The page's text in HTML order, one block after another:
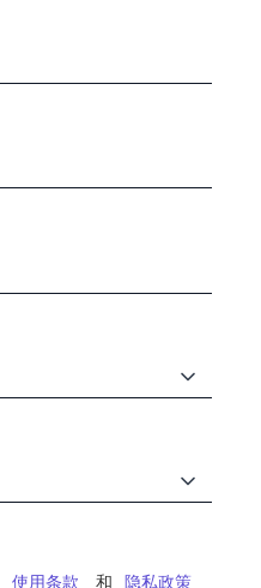
使用条款 和 隐私政策